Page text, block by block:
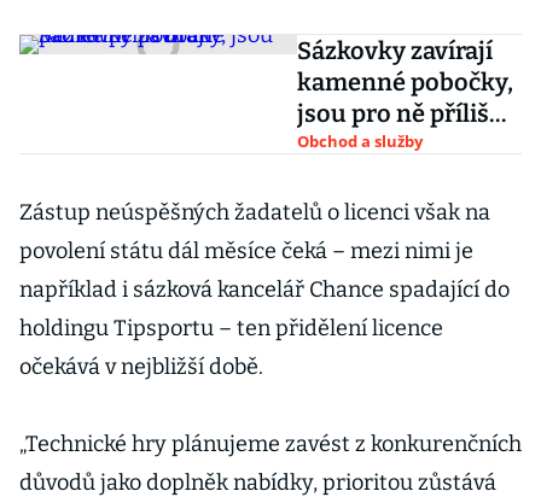
Sázkovky zavírají
kamenné pobočky,
jsou pro ně příliš
drahé
Obchod a služby
Zástup neúspěšných žadatelů o licenci však na
povolení státu dál měsíce čeká – mezi nimi je
například i sázková kancelář Chance spadající do
holdingu Tipsportu – ten přidělení licence
očekává v nejbližší době.
„Technické hry plánujeme zavést z konkurenčních
důvodů jako doplněk nabídky, prioritou zůstává